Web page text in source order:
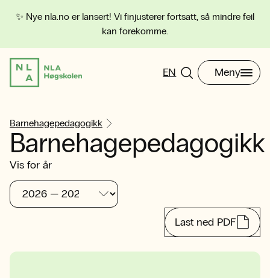
✨ Nye nla.no er lansert! Vi finjusterer fortsatt, så mindre feil
kan forekomme.
EN Meny
Barnehagepedagogikk
Barnehagepedagogikk
Vis for år
Last ned PDF